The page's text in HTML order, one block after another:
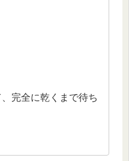
完全に乾くまで待ち